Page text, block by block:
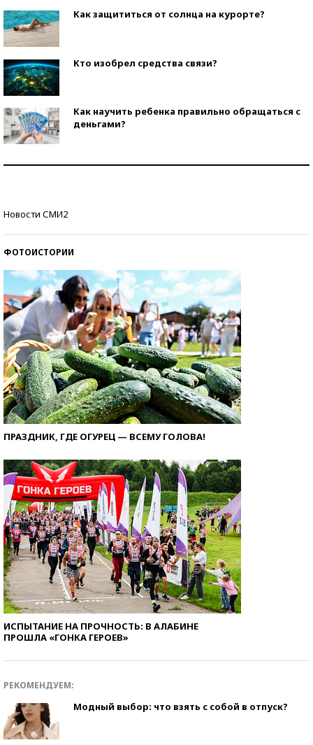
Как защититься от солнца на курорте?
Кто изобрел средства связи?
Как научить ребенка правильно обращаться с
деньгами?
Новости СМИ2
ФОТОИСТОРИИ
ПРАЗДНИК, ГДЕ ОГУРЕЦ — ВСЕМУ ГОЛОВА!
ИСПЫТАНИЕ НА ПРОЧНОСТЬ: В АЛАБИНЕ
ПРОШЛА «ГОНКА ГЕРОЕВ»
РЕКОМЕНДУЕМ:
Модный выбор: что взять с собой в отпуск?